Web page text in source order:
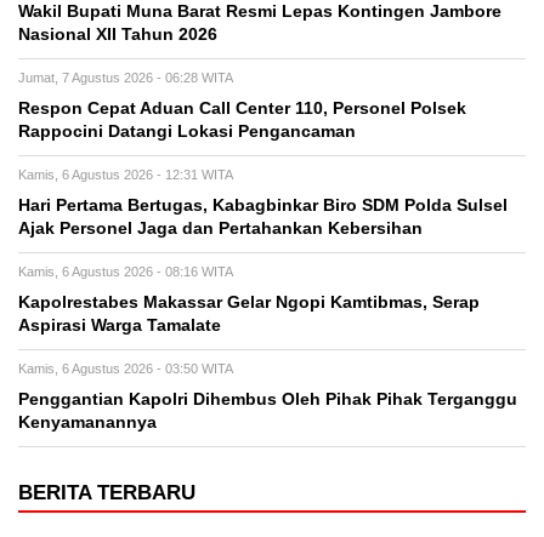
Wakil Bupati Muna Barat Resmi Lepas Kontingen Jambore
Nasional XII Tahun 2026
Jumat, 7 Agustus 2026 - 06:28 WITA
Respon Cepat Aduan Call Center 110, Personel Polsek
Rappocini Datangi Lokasi Pengancaman
Kamis, 6 Agustus 2026 - 12:31 WITA
Hari Pertama Bertugas, Kabagbinkar Biro SDM Polda Sulsel
Ajak Personel Jaga dan Pertahankan Kebersihan
Kamis, 6 Agustus 2026 - 08:16 WITA
Kapolrestabes Makassar Gelar Ngopi Kamtibmas, Serap
Aspirasi Warga Tamalate
Kamis, 6 Agustus 2026 - 03:50 WITA
Penggantian Kapolri Dihembus Oleh Pihak Pihak Terganggu
Kenyamanannya
BERITA TERBARU